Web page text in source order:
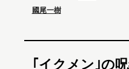
國尾一樹
｢イクメン｣の